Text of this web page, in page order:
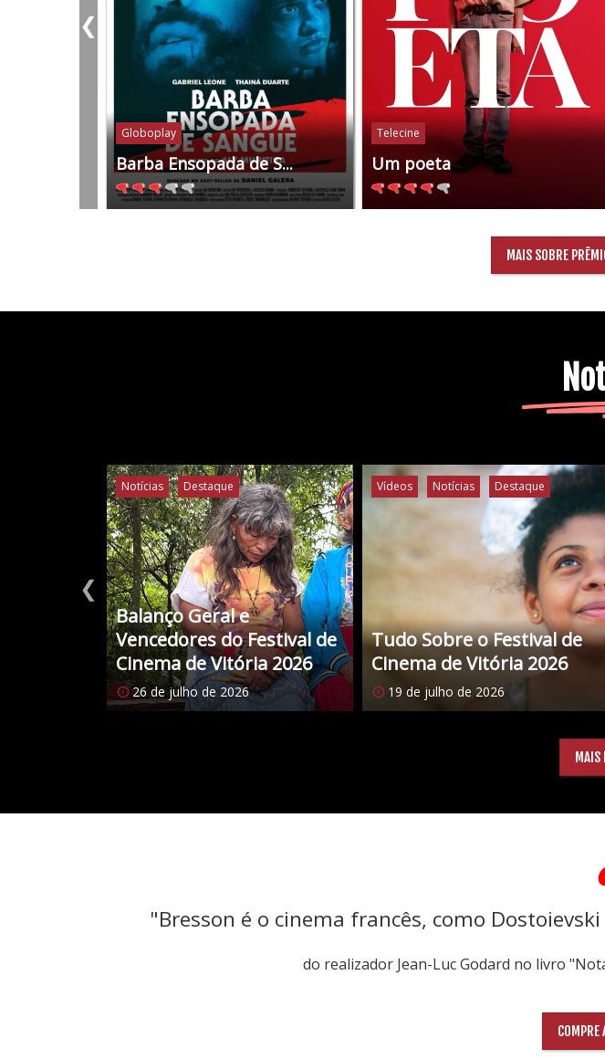
Globoplay
Barba Ensopada de S...
Telecine
Um poeta
❮
MAIS SOBRE
Notícias Destaque
Balanço Geral e
Vencedores do Festival de
Cinema de Vitória 2026
26 de julho de 2026
Vídeos Notícias Destaque
Tudo Sobre o Festival de
Cinema de Vitória 2026
19 de julho de 2026
❮
MAIS
"Bresson é o cinema francês, como
do realizador Jean-Luc Godard no livro
COMPRE